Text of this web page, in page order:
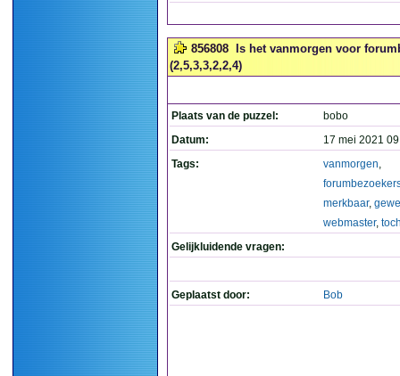
856808
Is het vanmorgen voor
(2,5,3,3,2,2,4)
Plaats van de puzzel:
bobo
Datum:
17 mei 2021
Tags:
vanmorgen,
merkbaar,
webmaster,
Gelijkluidende vragen:
Geplaatst door: Bob